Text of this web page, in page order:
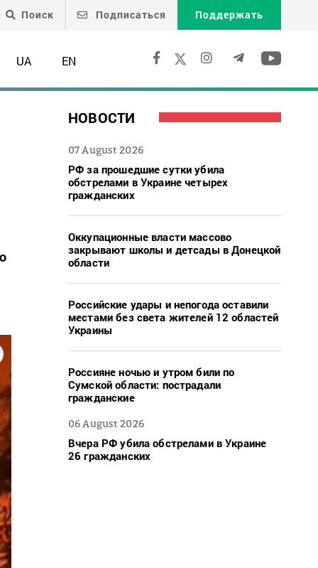
Поиск Подписаться Поддержать
UA EN
НОВОСТИ
07 August 2026
РФ за прошедшие сутки убила
обстрелами в Украине четырех
гражданских
Оккупационные власти массово
закрывают школы и детсады в Донецкой
области
Российские удары и непогода оставили
местами без света жителей 12 областей
Украины
Россияне ночью и утром били по
Сумской области: пострадали
гражданские
06 August 2026
Вчера РФ убила обстрелами в Украине
26 гражданских